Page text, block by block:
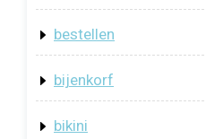
bestellen
bijenkorf
bikini